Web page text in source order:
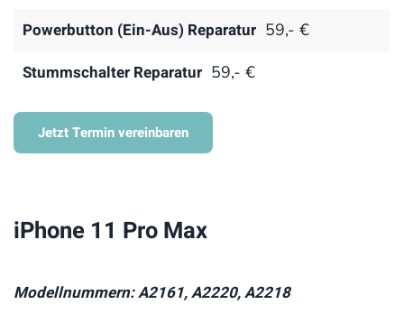
Powerbutton (Ein-Aus) Reparatur 59,- €
Stummschalter Reparatur 59,- €
Jetzt Termin vereinbaren
iPhone 11 Pro Max
Modellnummern: A2161, A2220, A2218